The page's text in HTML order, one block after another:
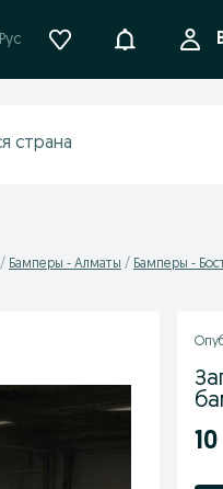
Рус Уведомления
Бамперы - Алматы Бамперы -